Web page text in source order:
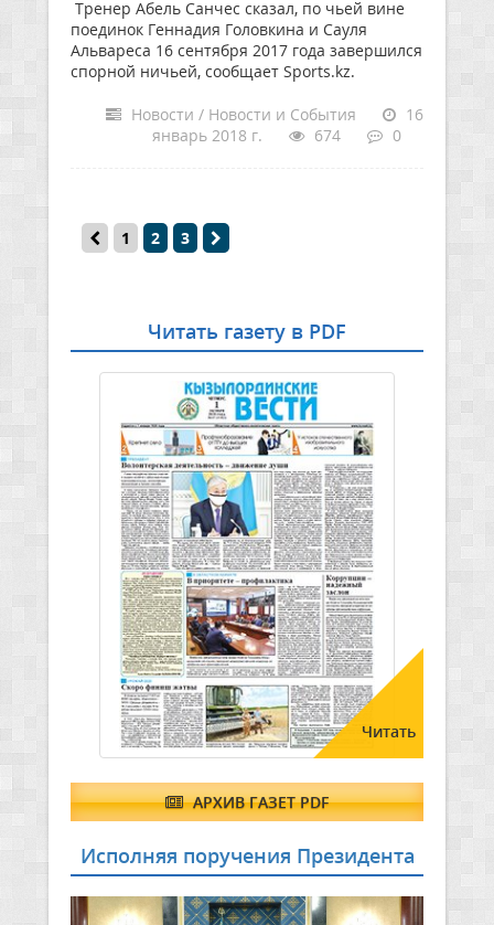
Тренер Абель Санчес сказал, по чьей вине
поединок Геннадия Головкина и Сауля
Альвареса 16 сентября 2017 года завершился
спорной ничьей, сообщает Sports.kz.
Новости / Новости и События
16
январь 2018 г.
674 0
1 2 3
Читать газету в PDF
Читать
АРХИВ ГАЗЕТ PDF
Исполняя поручения Президента